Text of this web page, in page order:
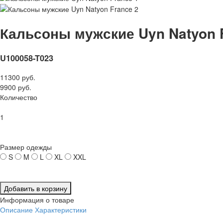
Кальсоны мужские Uyn Natyon
U100058-T023
11300 руб.
9900 руб.
Количество
1
Размер одежды
S
M L XL XXL
Добавить в корзину
Информация о товаре
Описание Характеристики